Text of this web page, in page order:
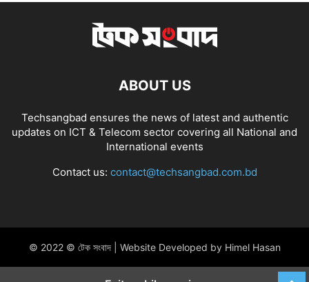
ABOUT US
Techsangbad ensures the news of latest and authentic
updates on ICT & Telecom sector covering all National and
International events
Contact us: contact@techsangbad.com.bd
© 2022 © টেক সংবাদ | Website Developed by Himel Hasan